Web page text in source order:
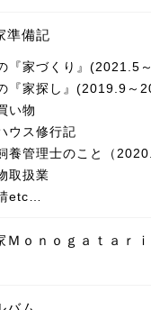
準備記
『家づくり』(2021.5
『家探し』(2019.9～
い物
ウス修行記
養管理士のこと（
取扱業
etc…
Ｍｏｎｏｇａｔａｒ